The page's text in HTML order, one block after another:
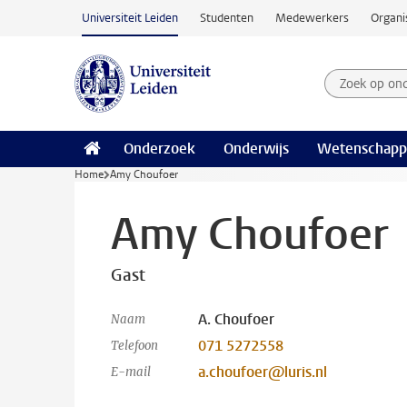
Ga naar hoofdinhoud
Universiteit Leiden Studenten Medewerkers
Zoek op
Zoekterm
Onderzoek Onderwijs
Home Amy Choufoer
Amy Choufoer
Gast
Naam A. Choufoer
Telefoon 071 5272558
E-mail a.choufoer@luris.nl